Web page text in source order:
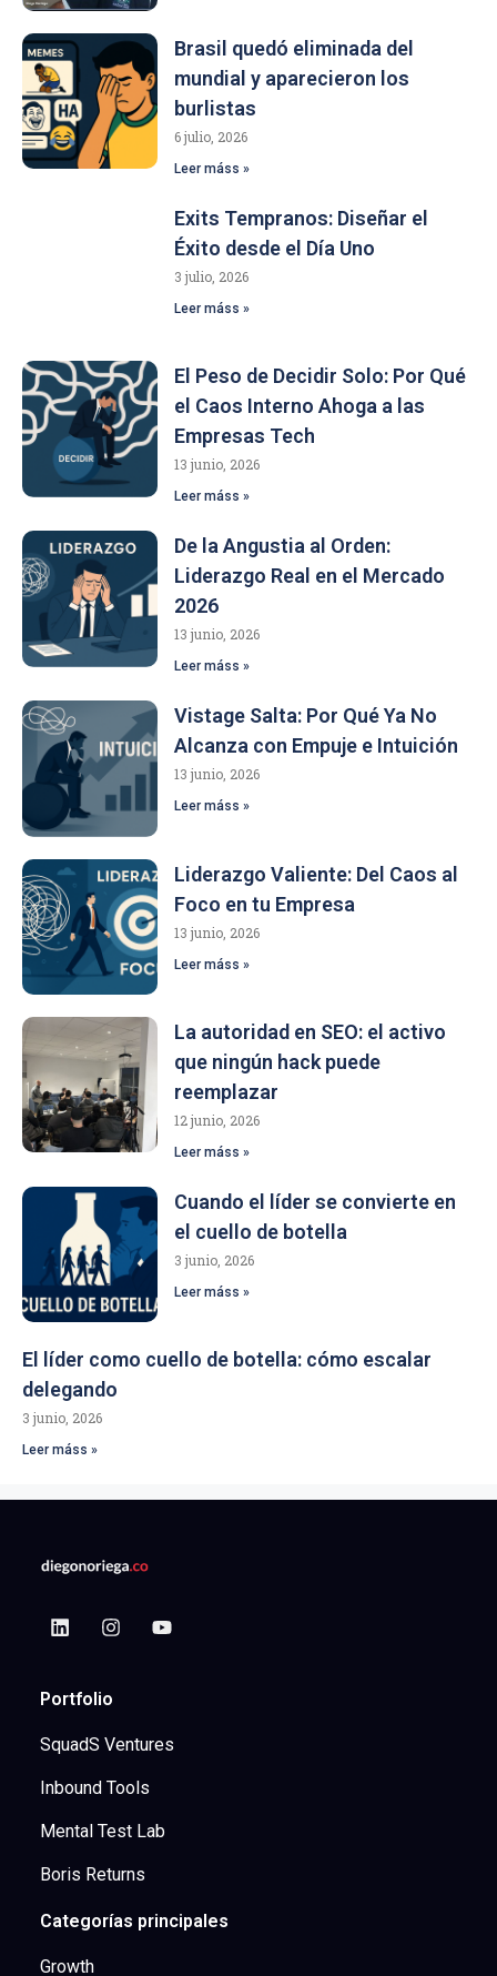
Brasil quedó eliminada del
mundial y aparecieron los
burlistas
6 julio, 2026
Leer máss »
Exits Tempranos: Diseñar el
Éxito desde el Día Uno
3 julio, 2026
Leer máss »
El Peso de Decidir Solo: Por Qué
el Caos Interno Ahoga a las
Empresas Tech
13 junio, 2026
Leer máss »
De la Angustia al Orden:
Liderazgo Real en el Mercado
2026
13 junio, 2026
Leer máss »
Vistage Salta: Por Qué Ya No
Alcanza con Empuje e Intuición
13 junio, 2026
Leer máss »
Liderazgo Valiente: Del Caos al
Foco en tu Empresa
13 junio, 2026
Leer máss »
La autoridad en SEO: el activo
que ningún hack puede
reemplazar
12 junio, 2026
Leer máss »
Cuando el líder se convierte en
el cuello de botella
3 junio, 2026
Leer máss »
El líder como cuello de botella: cómo escalar
delegando
3 junio, 2026
Leer máss »
Portfolio
SquadS Ventures
Inbound Tools
Mental Test Lab
Boris Returns
Categorías principales
Growth